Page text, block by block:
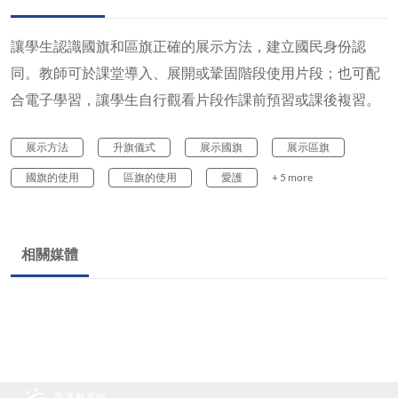
讓學生認識國旗和區旗正確的展示方法，建立國民身份認
同。教師可於課堂導入、展開或鞏固階段使用片段；也可配
合電子學習，讓學生自行觀看片段作課前預習或課後複習。
展示方法 升旗儀式 展示國旗 展示區旗
國旗的使用 區旗的使用 愛護 + 5 more
相關媒體